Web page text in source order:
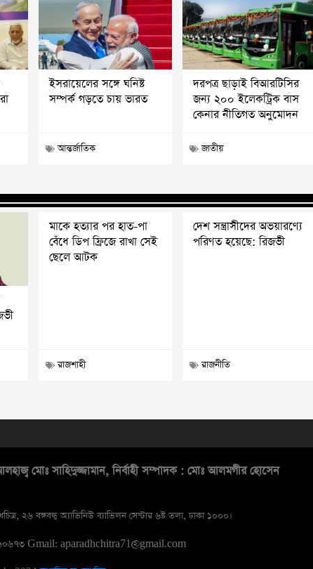
ইসরায়েলের সঙ্গে ঘনিষ্ট
সম্পর্ক গড়তে চায় ভারত
আন্তর্জাতিক
দরপত্র ছাড়াই বিআরটিসির
জন্য ২০০ ইলেকট্রিক বাস
কেনার নীতিগত অনুমোদন
জাতীয়
মাকে হত্যার পর হাত-পা
বেঁধে ডিপ ফ্রিজে রাখা সেই
ছেলে আটক
রাজশাহী
দেশ সন্ত্রাসীদের অভয়ারণ্যে
পরিণত হয়েছে: রিজভী
রাজনীতি
মোঃ সাহিদুজ্জামান, নির্বাহী সম্পাদক : মোঃ আলমগীর হোসেন
২৬ বঙ্গবন্ধু অ্যাভিনিউ ব্যাভিলন সেন্টার ৬ষ্ট তলা, ঢাকা ১০০০।
Gmail: aparadhchitra71@gmail.com